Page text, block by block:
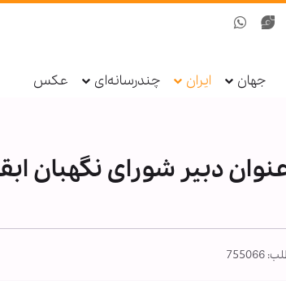
جهان ایران چندرسانه‌ای عکس
دبیر شورای نگهبان